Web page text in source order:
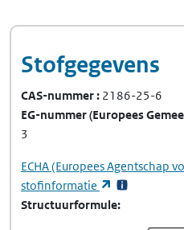
Stofgegevens
CAS-nummer 2186-25-6
EG-nummer(Europees
3
ECHA(Europees Agentschap
stofinformatie
(opent in
Structuurformule